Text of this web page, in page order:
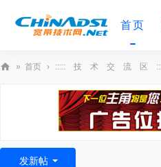
首页
术
» 首页 › ::::: 技 术 交 流 区
发新帖